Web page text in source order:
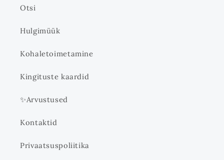
Otsi
Hulgimüük
Kohaletoimetamine
Kingituste kaardid
✨Arvustused
Kontaktid
Privaatsuspoliitika